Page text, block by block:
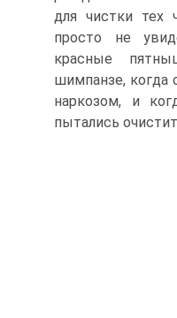
для чистки тех
просто не
красные
шимпанзе, когда
наркозом, и
пытались